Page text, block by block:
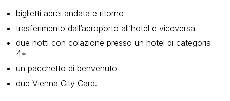
biglietti aerei andata e ritorno
trasferimento dall’aeroporto all’hotel e viceversa
due notti con colazione presso un hotel di categoria
4*
un pacchetto di benvenuto
due Vienna City Card.